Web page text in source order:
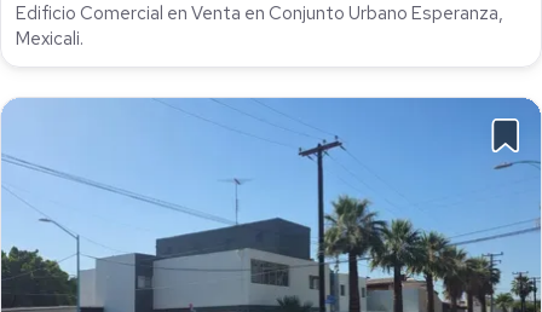
Edificio Comercial en Venta en Conjunto Urbano Esperanza,
Mexicali.